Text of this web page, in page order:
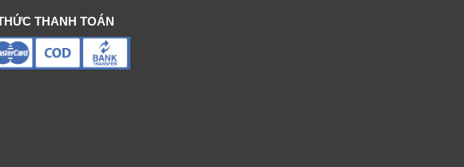
THANH TOÁN